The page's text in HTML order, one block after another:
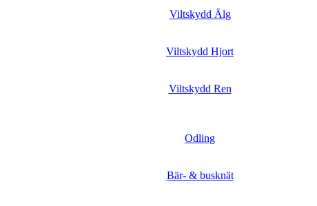
Viltskydd Älg
Viltskydd Hjort
Viltskydd Ren
Odling
Bär- & busknät